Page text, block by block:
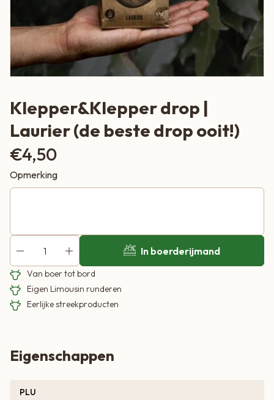
Klepper&Klepper drop |
Laurier (de beste drop ooit!)
€4,50
Opmerking
In boerderijmand
Van boer tot bord
Eigen Limousin runderen
Eerlijke streekproducten
Eigenschappen
PLU